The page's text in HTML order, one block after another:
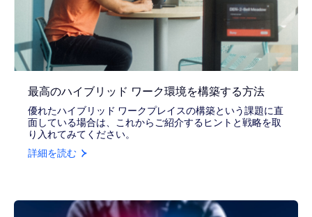
最高のハイブリッド ワーク環境を構築する方法
優れたハイブリッド ワークプレイスの構築という課題に直
面している場合は、これからご紹介するヒントと戦略を取
り入れてみてください。
詳細を読む